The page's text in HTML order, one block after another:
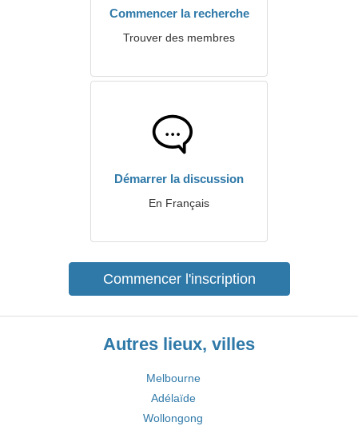
Commencer la recherche
Trouver des membres
Démarrer la discussion
En Français
Commencer l'inscription
Autres lieux, villes
Melbourne
Adélaïde
Wollongong